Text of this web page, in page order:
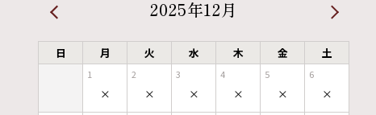
2025年12月
日 月 火 水 木 金 土
1
×
2
×
3
×
4
×
5
×
6
×